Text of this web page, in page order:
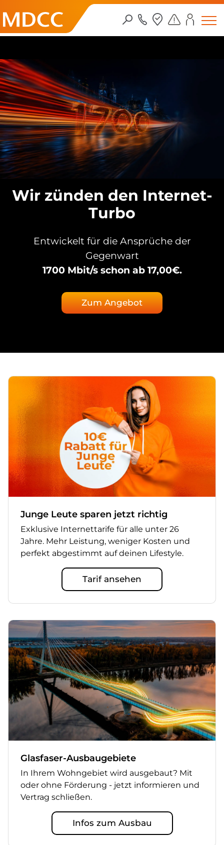
Zum Inhalt springen
Wir zünden den Internet-
Turbo
Entwickelt für die Ansprüche der
Gegenwart
1700 Mbit/s schon ab 17,00€.
Zum Angebot
Junge Leute sparen jetzt richtig
Exklusive Internettarife für alle unter 26
Jahre. Mehr Leistung, weniger Kosten und
perfekt abgestimmt auf deinen Lifestyle.
Tarif ansehen
Glasfaser-Ausbaugebiete
In Ihrem Wohngebiet wird ausgebaut? Mit
oder ohne Förderung - jetzt informieren und
Vertrag schließen.
Infos zum Ausbau